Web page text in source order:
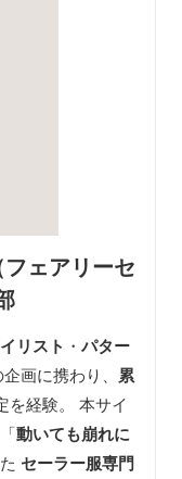
ェアリーセ
リスト ・ パター
画に携わり、 累
を経験。 本サイ
動いても崩れに
セーラー服専門